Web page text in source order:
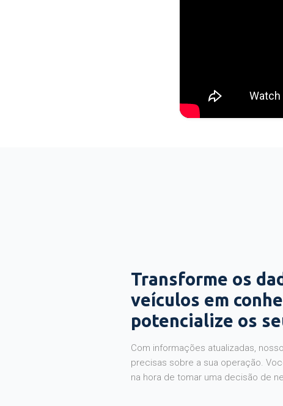
Transforme os
veículos em
potencialize os
Com informações atualizadas,
precisas sobre a sua operação.
na hora de tomar uma decisão de